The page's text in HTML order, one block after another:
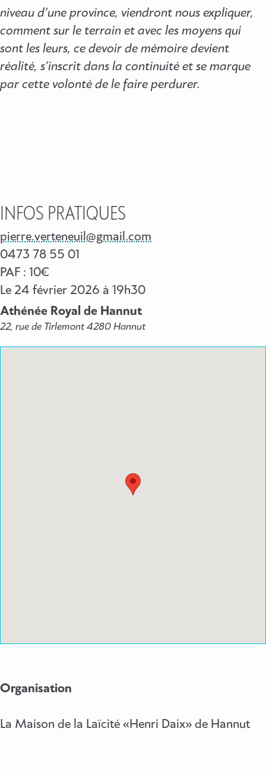
niveau d’une province, viendront nous expliquer,
comment sur le terrain et avec les moyens qui
sont les leurs, ce devoir de mémoire devient
réalité, s’inscrit dans la continuité et se marque
par cette volonté de le faire perdurer.
INFOS PRATIQUES
pierre.verteneuil@gmail.com
0473 78 55 01
PAF : 10€
Le 24 février 2026 à 19h30
Athénée Royal de Hannut
22, rue de Tirlemont 4280 Hannut
Organisation
La Maison de la Laïcité «Henri Daix» de Hannut